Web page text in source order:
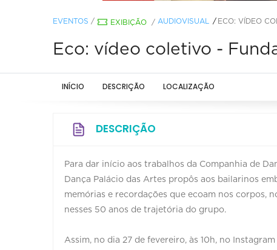
EVENTOS / EXIBIÇÃO / AUDIOVISUAL ECO: VÍDEO
Eco: vídeo coletivo -
INÍCIO DESCRIÇÃO LOCALIZAÇÃO
DESCRIÇÃO
Para dar início aos trabalhos da Companhia de
Dança Palácio das Artes propôs aos bailarinos
memórias e recordações que ecoam nos corpos,
nesses 50 anos de trajetória do grupo.
Assim, no dia 27 de fevereiro, às 10h, no